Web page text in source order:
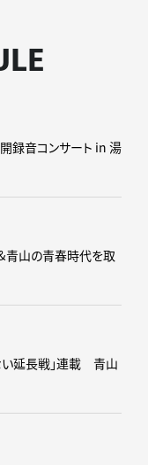
開録音コンサート in 湯
青山の青春時代を取
い延長戦｣連載 青山